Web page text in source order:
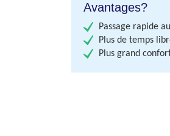
Avantages?
Passage rapide
Plus de temps
Plus grand